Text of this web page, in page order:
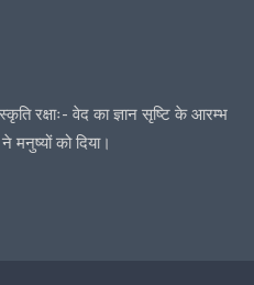
रक्षाः- वेद का ज्ञान सृष्टि के आरम्भ
मनुष्यों को दिया।